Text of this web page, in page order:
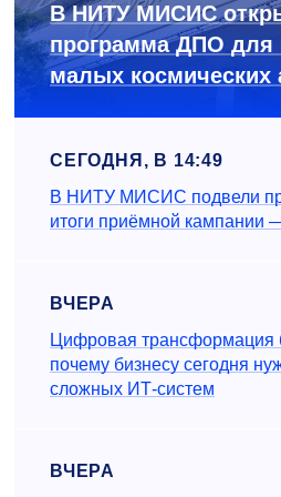
В НИТУ МИСИС
программа ДПО для
малых космических
СЕГОДНЯ, В 14:49
В НИТУ МИСИС подвели
итоги приёмной кампании
ВЧЕРА
Цифровая трансформация
почему бизнесу сегодня
сложных ИТ-систем
ВЧЕРА